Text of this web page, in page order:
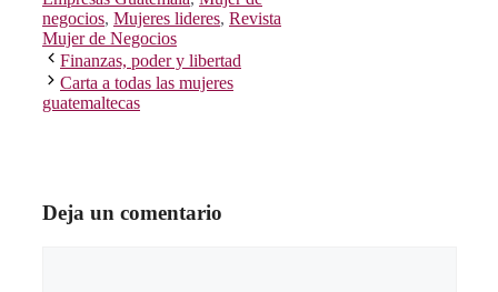
negocios, Mujeres lideres, Revista
Mujer de Negocios
Finanzas, poder y libertad
Carta a todas las mujeres
guatemaltecas
Deja un comentario